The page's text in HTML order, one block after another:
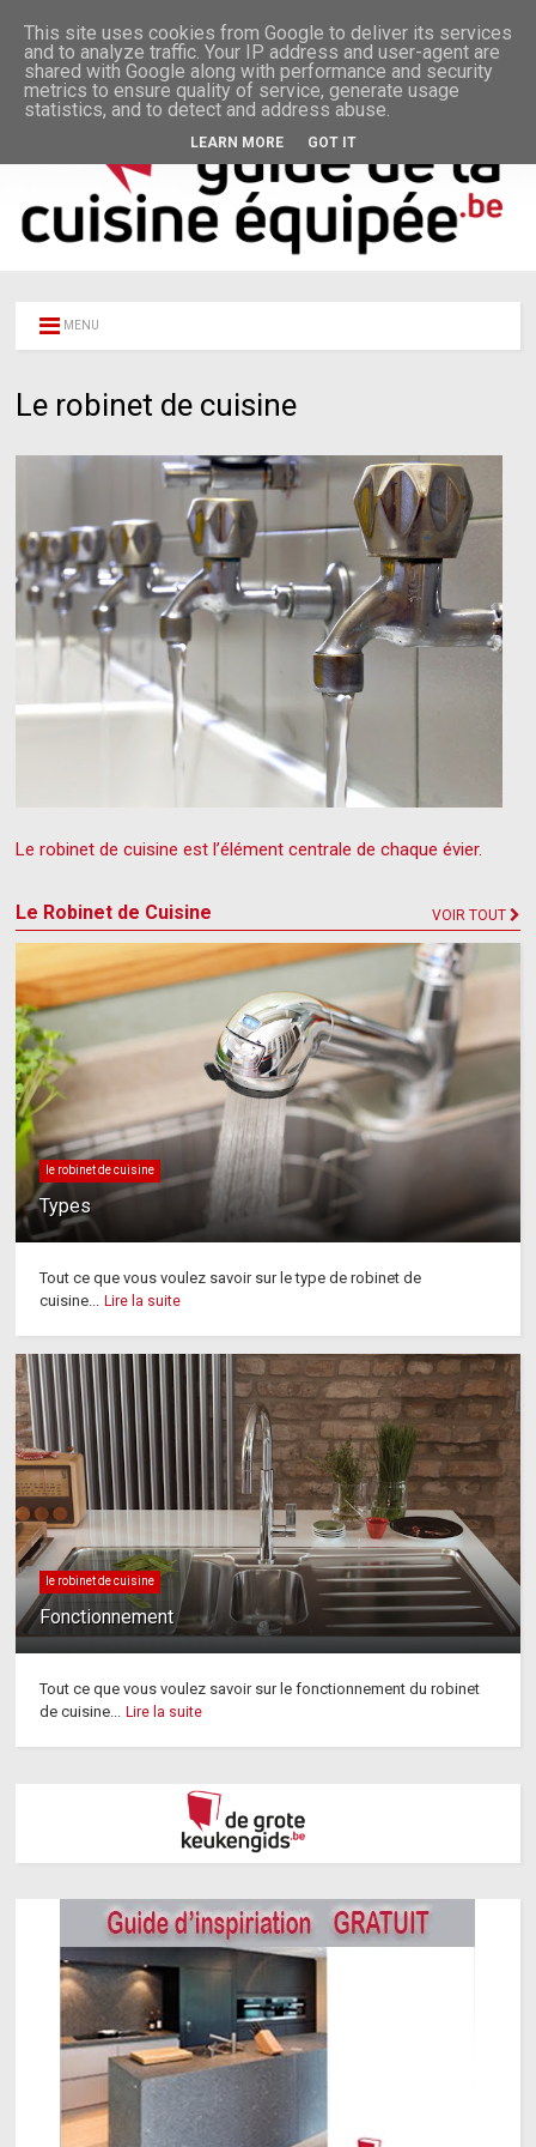
MENU
Le robinet de cuisine
Le robinet de cuisine est l’élément centrale de chaque évier.
Le Robinet de Cuisine VOIR TOUT
le robinet de cuisine
Types
Tout ce que vous voulez savoir sur le type de robinet de
cuisine... Lire la suite
le robinet de cuisine
Fonctionnement
Tout ce que vous voulez savoir sur le fonctionnement du robinet
de cuisine... Lire la suite
This site uses cookies from Google to deliver its services
and to analyze traffic. Your IP address and user-agent are
shared with Google along with performance and security
metrics to ensure quality of service, generate usage
statistics, and to detect and address abuse.
LEARN MORE GOT IT